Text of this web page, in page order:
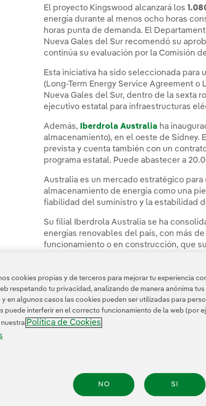
El proyecto Kingswood alcanzará los
energía durante al menos ocho horas
horas punta de demanda. El
Nueva Gales del Sur recomendó su
continúa su evaluación por la Comisión
Esta iniciativa ha sido seleccionada
(Long-Term Energy Service Agreement o
Nueva Gales del Sur, dentro de la sexta
ejecutivo estatal para infraestructuras
Además, Iberdrola Australia ha
almacenamiento), en el oeste de
prevista y cuenta también con un
programa estatal. Puede abastecer a
Australia es un mercado estratégico para
almacenamiento de energía como una
fiabilidad del suministro y la estabilidad
Su filial Iberdrola Australia se ha
energías renovables del país, con más de
funcionamiento o en construcción, que
calificación crediticia AAA, centradas en
y previsibilidad.
Transparencia en el uso de la IA
cookies propias y de terceros para mejorar tu experiencia
respetando tu privacidad, analizando de manera anónima
en algunos casos las cookies pueden ser utilizadas para
puede interferir en el correcto funcionamiento de la web (por
Política de Cookies
NO SI